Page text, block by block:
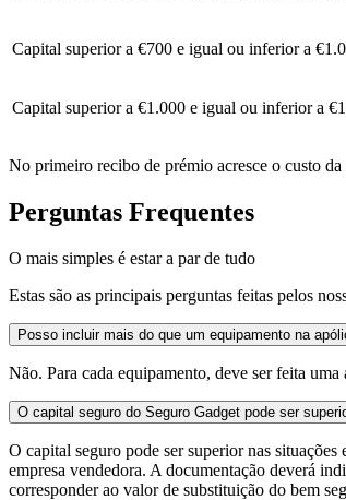
Capital superior a €700 e igual ou inferior a
Capital superior a €1.000 e igual ou inferior a
No primeiro recibo de prémio acresce o custo
Perguntas Frequentes
O mais simples é estar a par de tudo
Estas são as principais perguntas feitas pelos
Posso incluir mais do que um equipamento na
Não. Para cada equipamento, deve ser feita uma
O capital seguro do Seguro Gadget pode ser
O capital seguro pode ser superior nas
empresa vendedora. A documentação deverá
corresponder ao valor de substituição do bem